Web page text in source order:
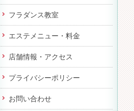
フラダンス教室
エステメニュー・料金
店舗情報・アクセス
プライバシーポリシー
お問い合わせ